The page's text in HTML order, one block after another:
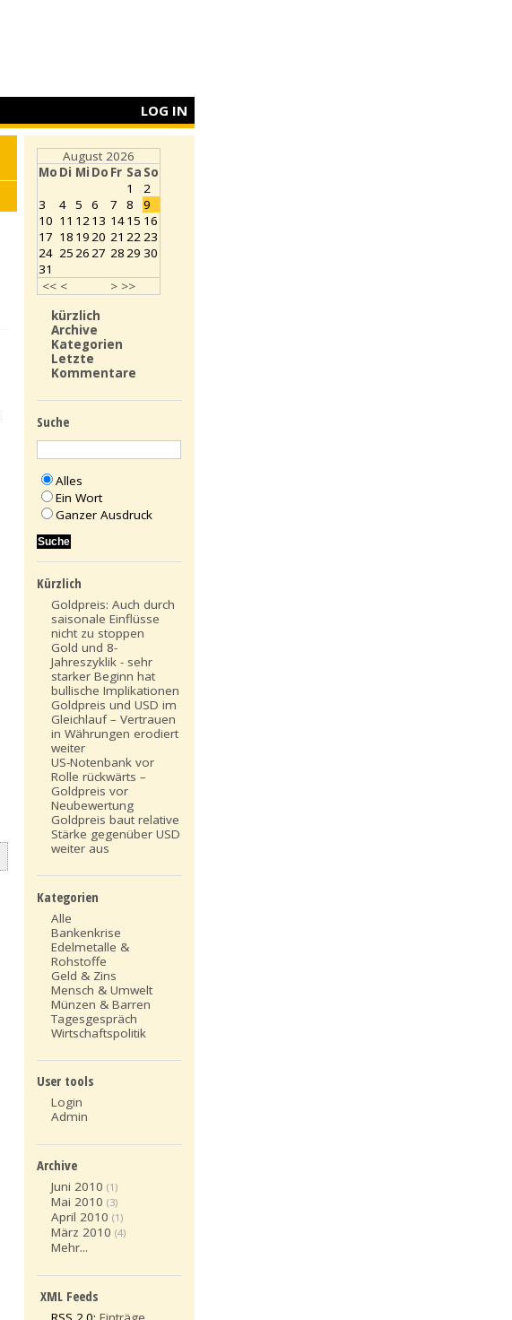
LOG IN
August 2026
Mo Di Mi Do Fr Sa So
<< < > >>
1
2
3
4 5 6 7 8
9
10 11 1213 1415 16
17 18 1920 21 2223
24 252627 2829 30
31
kürzlich
Archive
Kategorien
Letzte
Kommentare
Suche
Alles
Ein Wort
Ganzer Ausdruck
Kürzlich
Goldpreis: Auch durch
saisonale Einflüsse
nicht zu stoppen
Gold und 8-
Jahreszyklik - sehr
starker Beginn hat
bullische Implikationen
Goldpreis und USD im
Gleichlauf – Vertrauen
in Währungen erodiert
weiter
US-Notenbank vor
Rolle rückwärts –
Goldpreis vor
Neubewertung
Goldpreis baut relative
Stärke gegenüber USD
weiter aus
Kategorien
Alle
Bankenkrise
Edelmetalle &
Rohstoffe
Geld & Zins
Mensch & Umwelt
Münzen & Barren
Tagesgespräch
Wirtschaftspolitik
User tools
Login
Admin
Archive
Juni 2010 (1)
Mai 2010 (3)
April 2010 (1)
März 2010 (4)
Mehr...
XML Feeds